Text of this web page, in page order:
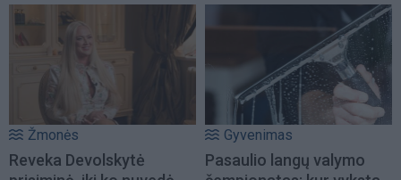
Žmonės
Reveka Devolskytė
Gyvenimas
Pasaulio langų valymo